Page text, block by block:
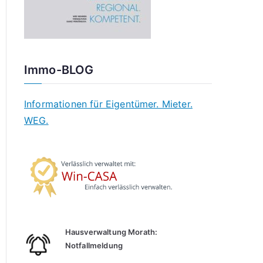
Immo-BLOG
Informationen für Eigentümer. Mieter.
WEG.
Hausverwaltung Morath:
Notfallmeldung